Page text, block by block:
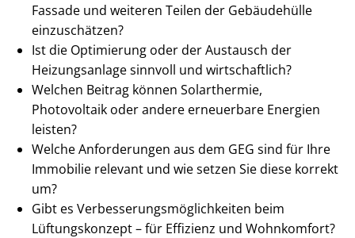
Fassade und weiteren Teilen der Gebäudehülle
einzuschätzen?
Ist die Optimierung oder der Austausch der
Heizungsanlage sinnvoll und wirtschaftlich?
Welchen Beitrag können Solarthermie,
Photovoltaik oder andere erneuerbare Energien
leisten?
Welche Anforderungen aus dem GEG sind für Ihre
Immobilie relevant und wie setzen Sie diese korrekt
um?
Gibt es Ver­bes­se­rungs­mög­lich­kei­ten beim
Lüftungskonzept – für Effizienz und Wohnkomfort?